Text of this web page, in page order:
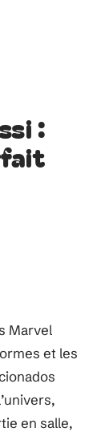
:
Marvel
et les
en salle,